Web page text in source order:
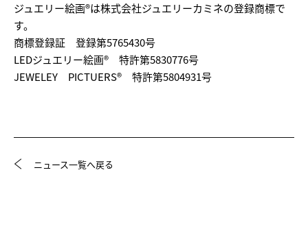
ジュエリー絵画®は株式会社ジュエリーカミネの登録商標で
す。
商標登録証 登録第5765430号
LEDジュエリー絵画® 特許第5830776号
JEWELEY PICTUERS® 特許第5804931号
ニュース一覧へ戻る